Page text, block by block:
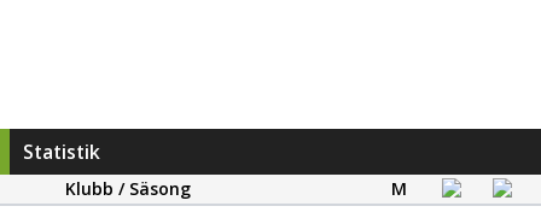
Statistik
Klubb / Säsong
M